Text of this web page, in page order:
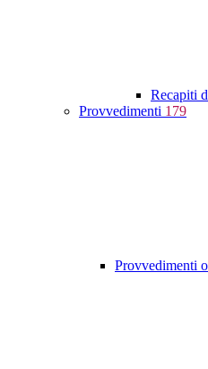
Recapiti
Provvedimenti 179
Provvedimenti